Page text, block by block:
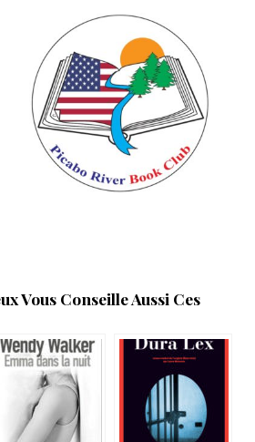
Vous Conseille Aussi Ces